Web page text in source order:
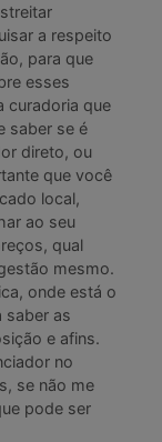
a respeito
para que
esses
curadoria que
saber se é
direto, ou
que você
local,
ao seu
qual
mesmo.
onde está o
saber as
e afins.
no
se não me
pode ser